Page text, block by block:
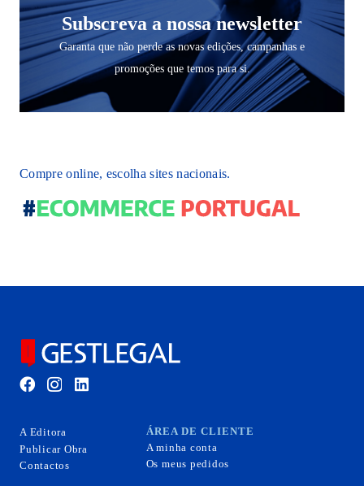
Subscreva a nossa newsletter
Garanta que não perde as novas edições, campanhas e
promoções que temos para si.
Compre online, escolha sites nacionais.
A Editora
Publicar Obra
Contactos
ÁREA DE CLIENTE
A minha conta
Os meus pedidos